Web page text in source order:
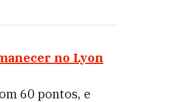
no Lyon
60 pontos, e